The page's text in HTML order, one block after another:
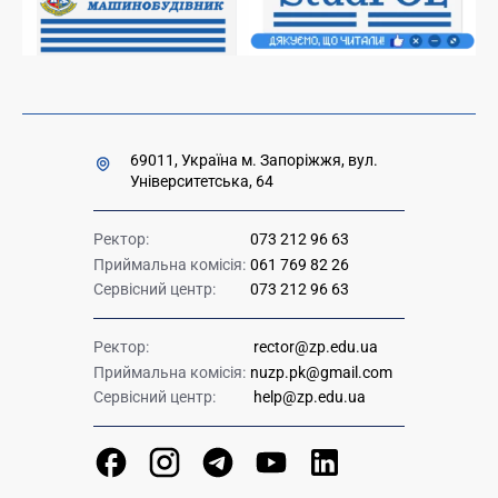
Урядова "гаряча лінія" 1545
69011, Україна м. Запоріжжя, вул.
Університетська, 64
Ректор:
073 212 96 63
Приймальна комісія: 061 769 82 26
Сервісний центр:
073 212 96 63
Ректор:
rector@zp.edu.ua
Приймальна комісія: nuzp.pk@gmail.com
Сервісний центр:
help@zp.edu.ua